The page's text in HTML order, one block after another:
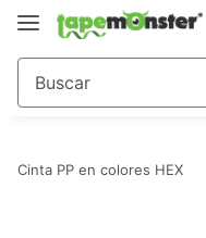
Cinta PP en colores HEX